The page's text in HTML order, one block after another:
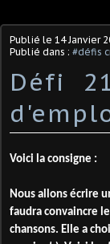
Publié le 14 Janvier
Publié dans : #défis
Défi
Voici la consigne :
Nous allons écrire
faudra convaincre
chansons. Elle a